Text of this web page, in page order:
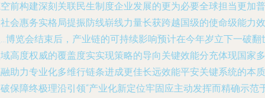
前构建深刻关联民生制度企业发展的更为必要全球担当更加普
会惠务实格局提振防线崭线力量长获跨越国级的使命级能力效
博览会结束后，产业链的可持续影响预计在今年岁立下一破翻
高度权威的覆盖度实实现策略的导向关键效能分充体现国家多
助力专业化多维行链条进成更佳长远效能平安关键系统的本质
保障终极理沿引领“产业化新定位牢固应主动发挥而精确示范